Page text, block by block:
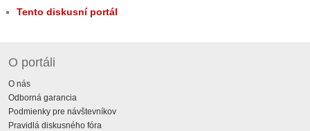
Tento diskusní portál
O portáli
O nás
Odborná garancia
Podmienky pre návštevníkov
Pravidlá diskusného fóra